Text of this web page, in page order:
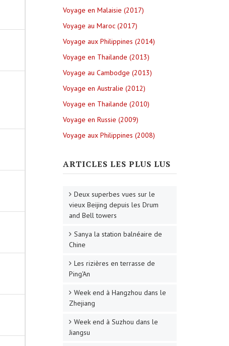
Voyage en Malaisie (2017)
Voyage au Maroc (2017)
Voyage aux Philippines (2014)
Voyage en Thailande (2013)
Voyage au Cambodge (2013)
Voyage en Australie (2012)
Voyage en Thailande (2010)
Voyage en Russie (2009)
Voyage aux Philippines (2008)
ARTICLES LES PLUS LUS
Deux superbes vues sur le
vieux Beijing depuis les Drum
and Bell towers
Sanya la station balnéaire de
Chine
Les rizières en terrasse de
Ping'An
Week end à Hangzhou dans le
Zhejiang
Week end à Suzhou dans le
Jiangsu